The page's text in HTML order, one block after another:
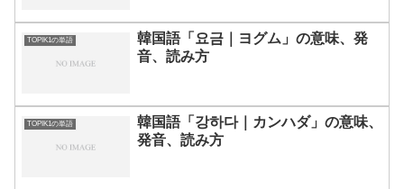
TOPIK1の単語
韓国語「요금｜ヨグム」の意味、発
音、読み方
TOPIK1の単語
韓国語「강하다｜カンハダ」の意味、
発音、読み方